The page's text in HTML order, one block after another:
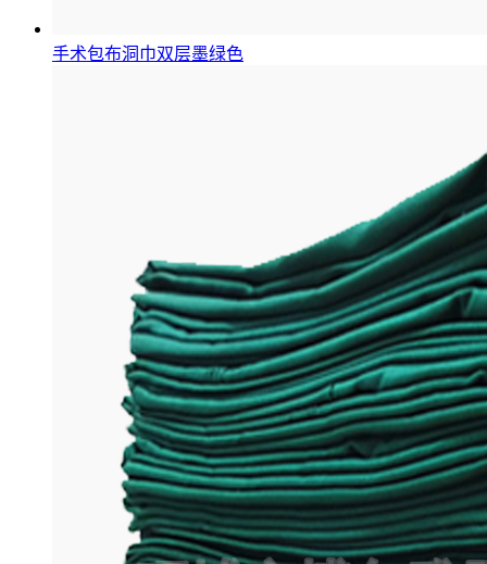
手术包布洞巾双层墨绿色